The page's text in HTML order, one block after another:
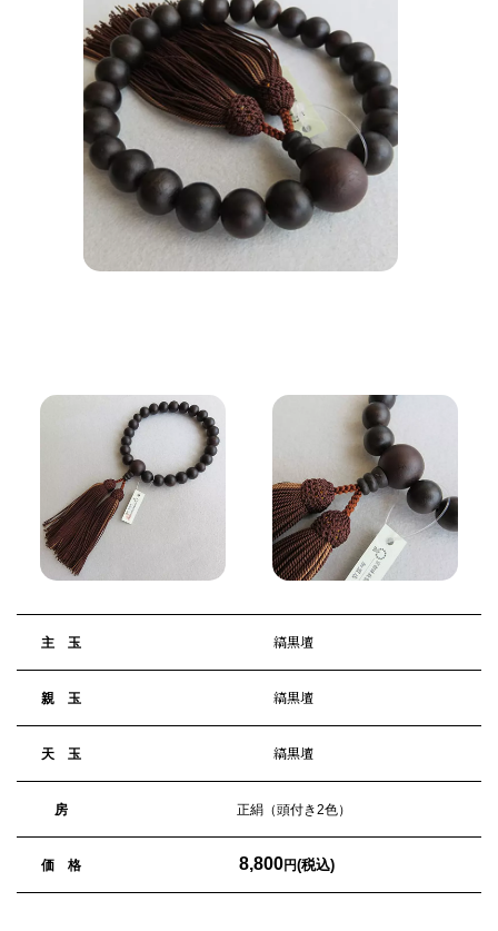
主 玉 縞黒壇
親 玉 縞黒壇
天 玉 縞黒壇
房 正絹（頭付き2色）
価 格 8,800円(税込)